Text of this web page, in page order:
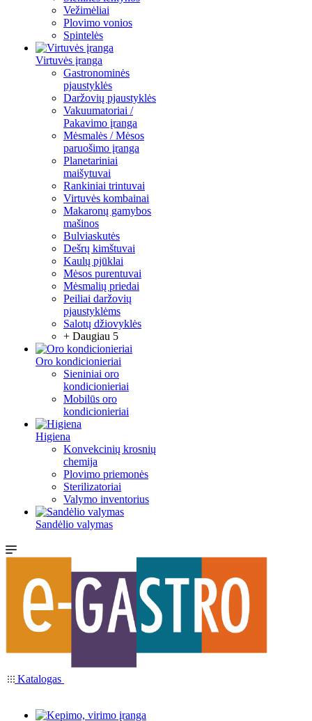
Vežimėliai
Plovimo vonios
Spintelės
Virtuvės įranga
Gastronominės
pjaustyklės
Daržovių pjaustyklės
Vakuumatoriai /
Pakavimo įranga
Mėsmalės / Mėsos
paruošimo įranga
Planetariniai
maišytuvai
Rankiniai trintuvai
Virtuvės kombainai
Makaronų gamybos
mašinos
Bulviaskutės
Dešrų kimštuvai
Kaulų pjūklai
Mėsos purentuvai
Mėsmalių priedai
Peiliai daržovių
pjaustyklėms
Salotų džiovyklės
+ Daugiau 5
Oro kondicionieriai
Sieniniai oro
kondicionieriai
Mobilūs oro
kondicionieriai
Higiena
Konvekcinių krosnių
chemija
Plovimo priemonės
Sterilizatoriai
Valymo inventorius
Sandėlio valymas
Katalogas